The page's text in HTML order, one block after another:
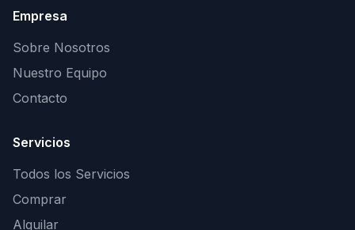
Empresa
Sobre Nosotros
Nuestro Equipo
Contacto
Servicios
Todos los Servicios
Comprar
Alquilar